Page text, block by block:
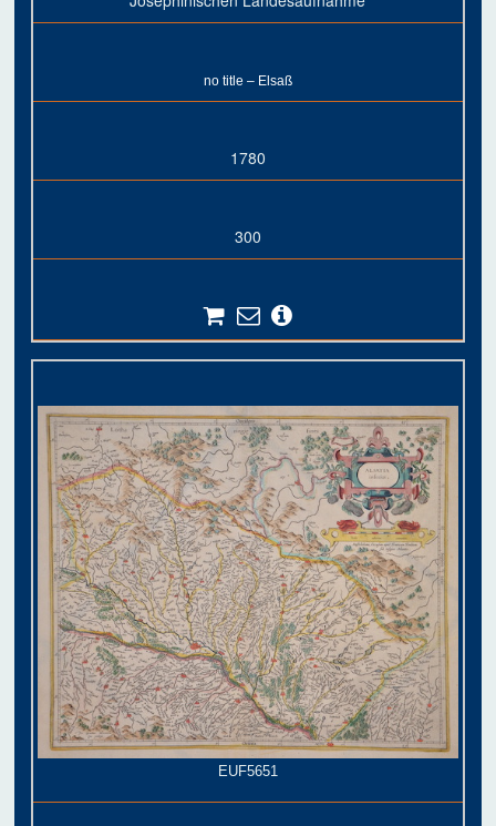
no title – Elsaß
1780
300
EUF5651